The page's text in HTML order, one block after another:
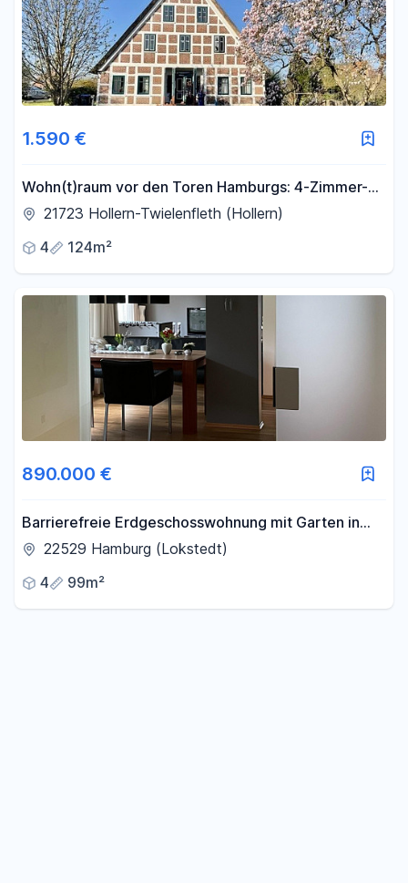
1.590 €
Wohn(t)raum vor den Toren Hamburgs: 4-Zimmer-
Wohnung mit eigener Terrasse
21723 Hollern-Twielenfleth (Hollern)
4
124m²
890.000 €
Barrierefreie Erdgeschosswohnung mit Garten in
Hamburg-Lokstedt
22529 Hamburg (Lokstedt)
4
99m²